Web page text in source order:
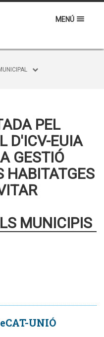
MENÚ
PEL
D'ICV-EUIA
GESTIÓ
HABITATGES
MUNICIPIS
UNIÓ